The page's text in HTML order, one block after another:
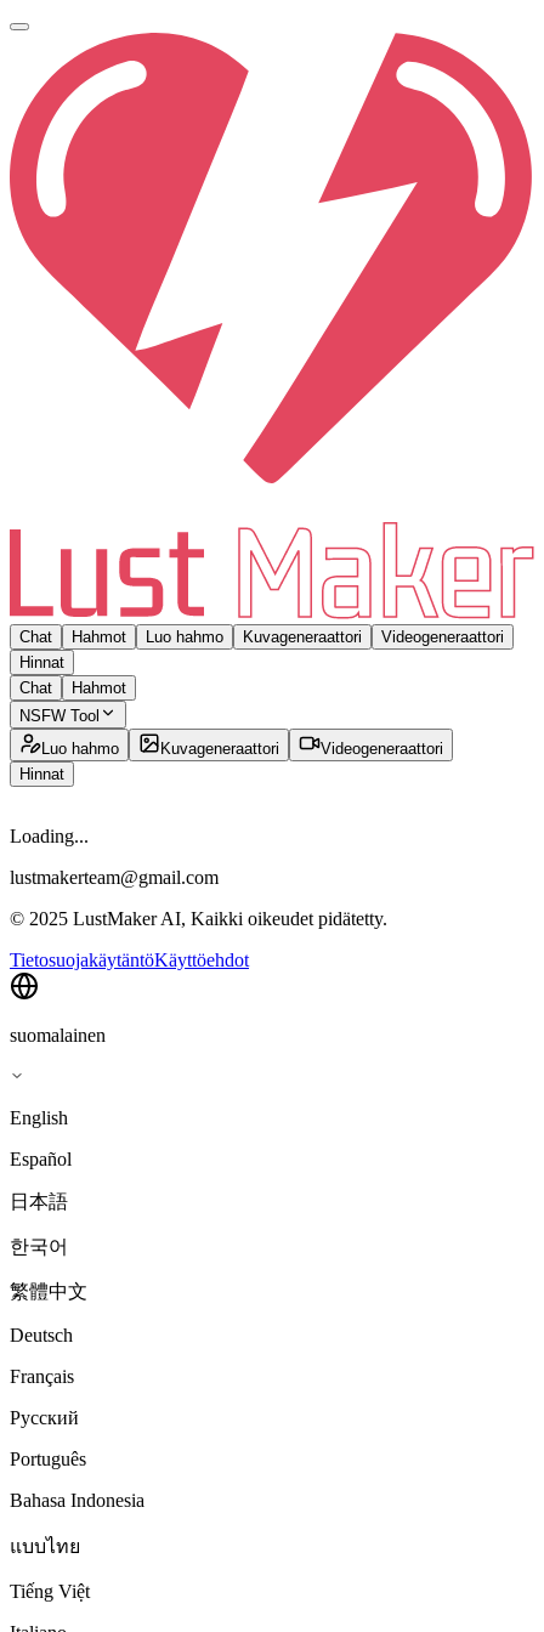
Chat Hahmot Luo hahmo Kuvageneraattori
Videogeneraattori
Hinnat
Chat
Hahmot
NSFW Tool
Luo hahmo
Kuvageneraattori
Videogeneraattori
Hinnat
Loading...
lustmakerteam@gmail.com
© 2025 LustMaker AI, Kaikki oikeudet pidätetty.
TietosuojakäytäntöKäyttöehdot
suomalainen
English
Español
日本語
한국어
繁體中文
Deutsch
Français
Русский
Português
Bahasa Indonesia
แบบไทย
Tiếng Việt